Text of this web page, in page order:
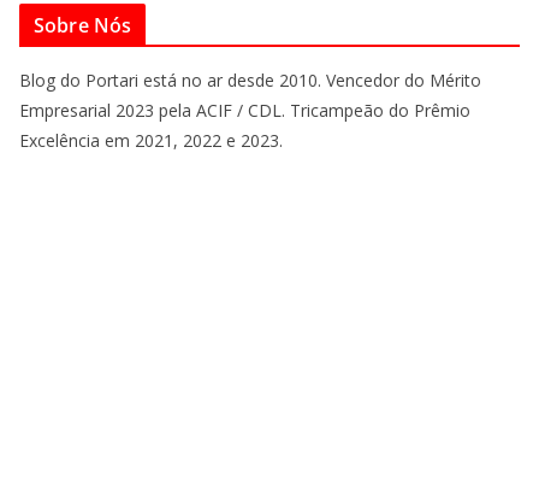
Sobre Nós
Blog do Portari está no ar desde 2010. Vencedor do Mérito
Empresarial 2023 pela ACIF / CDL. Tricampeão do Prêmio
Excelência em 2021, 2022 e 2023.